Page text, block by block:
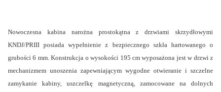
Nowoczesna kabina narożna prostokątna z drzwiami skrzydłowymi
KNDJ/PRIII posiada wypełnienie z bezpiecznego szkła hartowanego o
grubości 6 mm. Konstrukcja o wysokości 195 cm wyposażona jest w drzwi z
mechanizmem unoszenia zapewniającym wygodne otwieranie i szczelne
zamykanie kabiny, uszczelkę magnetyczną, zamocowane na dolnych